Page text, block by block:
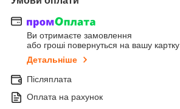
Ви отримаєте замовлення
або гроші повернуться на вашу картку
Детальніше
Післяплата
Оплата на рахунок